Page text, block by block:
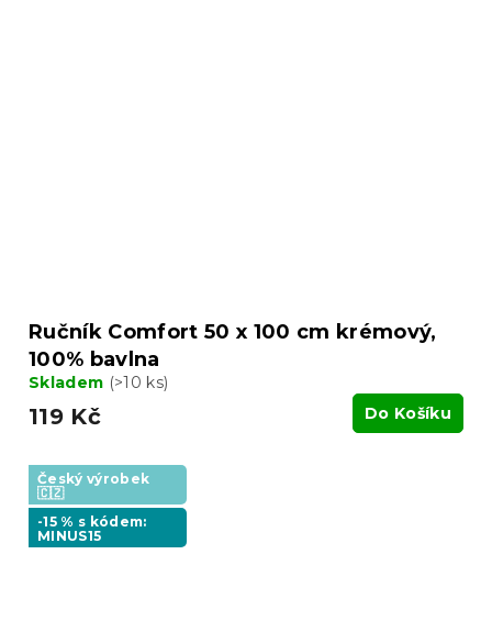
Ručník Comfort 50 x 100 cm krémový,
100% bavlna
Skladem (>10 ks)
119 Kč Do Košíku
Český výrobek
🇨🇿
-15 % s kódem:
MINUS15